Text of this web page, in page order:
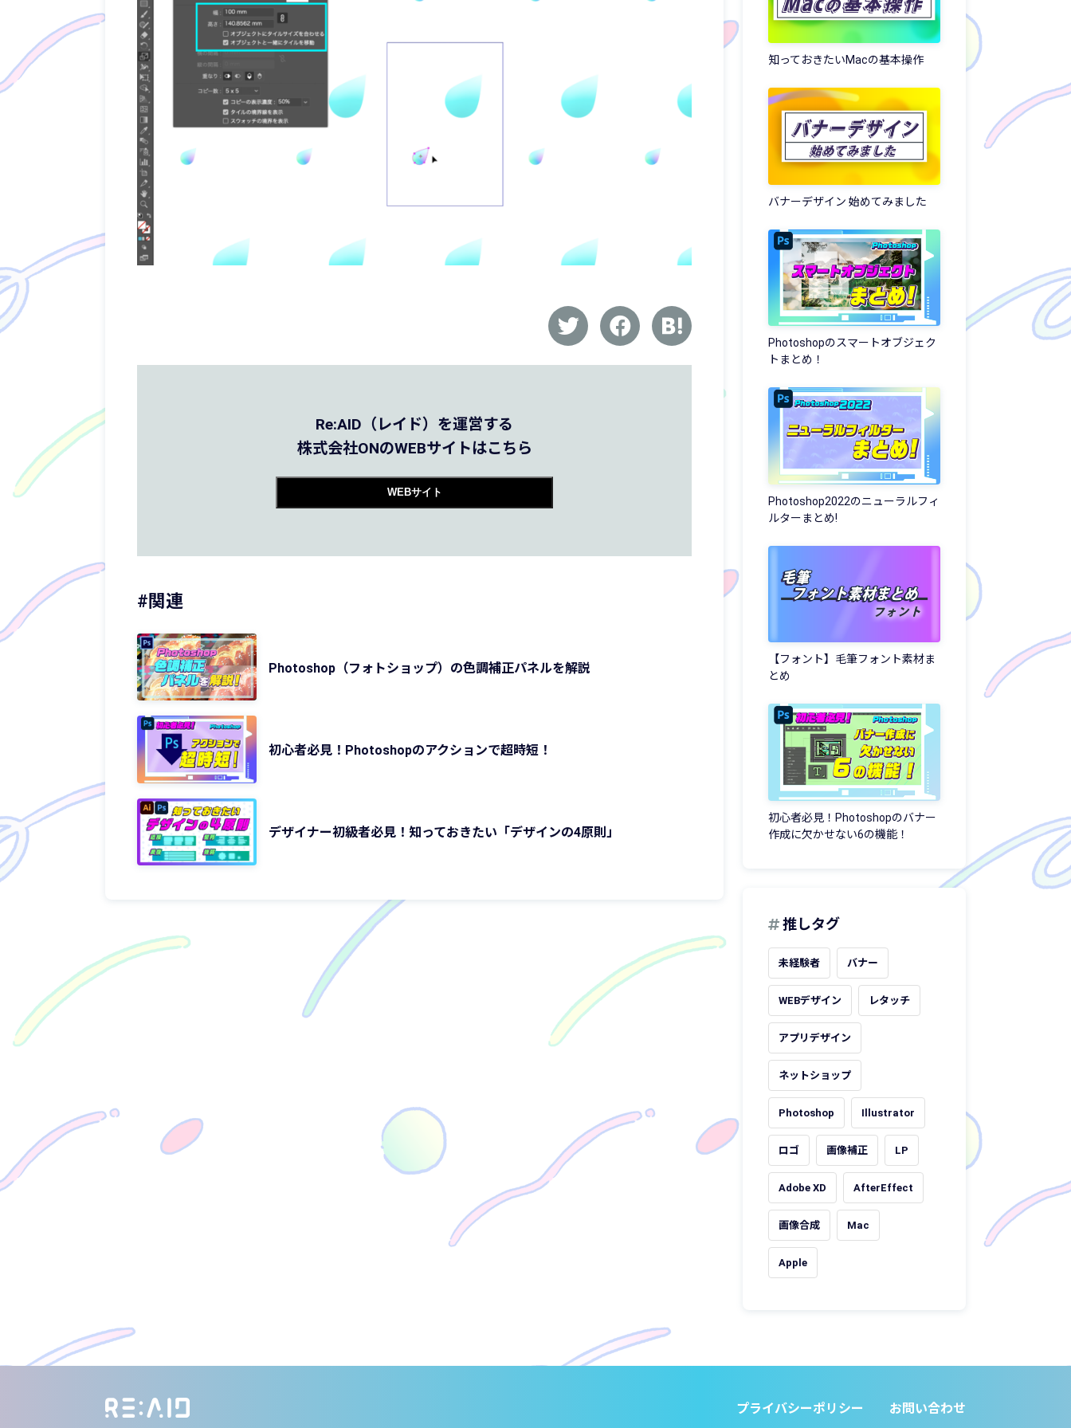
Re:AID（レイド）を運営する
株式会社ONのWEBサイトはこちら
WEBサイト
#関連
Photoshop（フォトショップ）の色調補正パネルを解説
初心者必見！Photoshopのアクションで超時短！
デザイナー初級者必見！知っておきたい「デザインの4原則」
知っておきたいMacの基本操作
バナーデザイン 始めてみました
Photoshopのスマートオブジェク
トまとめ！
Photoshop2022のニューラルフィ
ルターまとめ!
【フォント】毛筆フォント素材ま
とめ
初心者必見！Photoshopのバナー
作成に欠かせない6の機能！
推しタグ
未経験者 バナー
WEBデザイン レタッチ
アプリデザイン
ネットショップ
Photoshop Illustrator
ロゴ 画像補正 LP
Adobe XD AfterEffect
画像合成 Mac
Apple
プライバシーポリシー お問い合わせ